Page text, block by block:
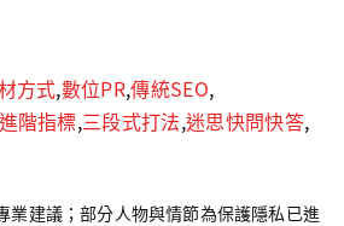
方式,數位PR,傳統SEO,
進階指標,三段式打法,迷思快問快答,
業建議；部分人物與情節為保護隱私已進